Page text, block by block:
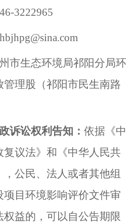
3222965
市生态环境局祁阳分局环
理股（祁阳市民生南路
诉讼权利告知： 依据《中
议法》和《中华人民共
公民、法人或者其他组
目环境影响评价文件审
益的，可以自公告期限